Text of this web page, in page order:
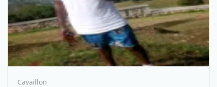
Cavaillon